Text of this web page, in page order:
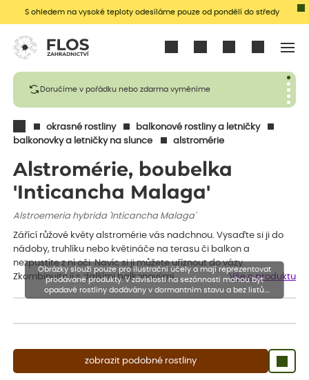
S ohledem na vysoké teploty odesíláme pouze od pondělí do středy
Doručíme v pořádku nebo zdarma vyměníme
okrasné rostliny
balkonové rostliny a letničky
balkonovky a letničky na slunce
alstromérie
Alstromérie, boubelka
'Inticancha Malaga'
Alstroemeria hybrida 'Inticancha Malaga'
Zářící růžové květy alstromérie vás nadchnou. Vysaďte si ji do
nádoby, truhlíku nebo květináče na terasu či balkon a
nezpustíte z ní oči. Navíc si ji můžete uříznout do vázy.
Zkombinujte ji s dalšími balkonovými…
Vše o produktu
zobrazit podobné rostliny
Obrázky slouží pouze pro ilustrační účely a mají reprezentovat
prodávané produkty. V závislosti na sezónnosti mohou být
opadavé rostliny dodávány v dormantním stavu a bez listů.
Rostliny mohou být také sestřiženy níže, než je uvedená výška,